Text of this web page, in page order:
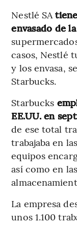
Nestlé SA
envasado de
casos, Nestlé
y los envasa,
Starbucks.
Starbucks
EE.UU. en
de ese total
trabajaba en
equipos
así como en
La empresa
unos 1.100